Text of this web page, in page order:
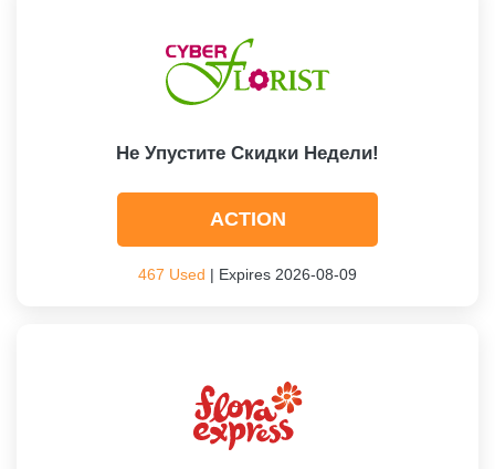
Не Упустите Скидки Недели!
ACTION
467 Used | Expires 2026-08-09